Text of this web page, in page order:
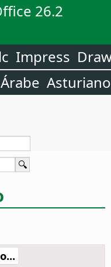
26.2
Impress
Árabe Asturiano